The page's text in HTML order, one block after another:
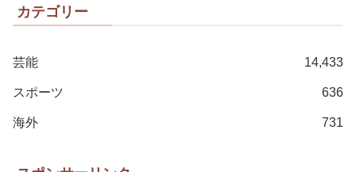
カテゴリー
芸能 14,433
スポーツ 636
海外 731